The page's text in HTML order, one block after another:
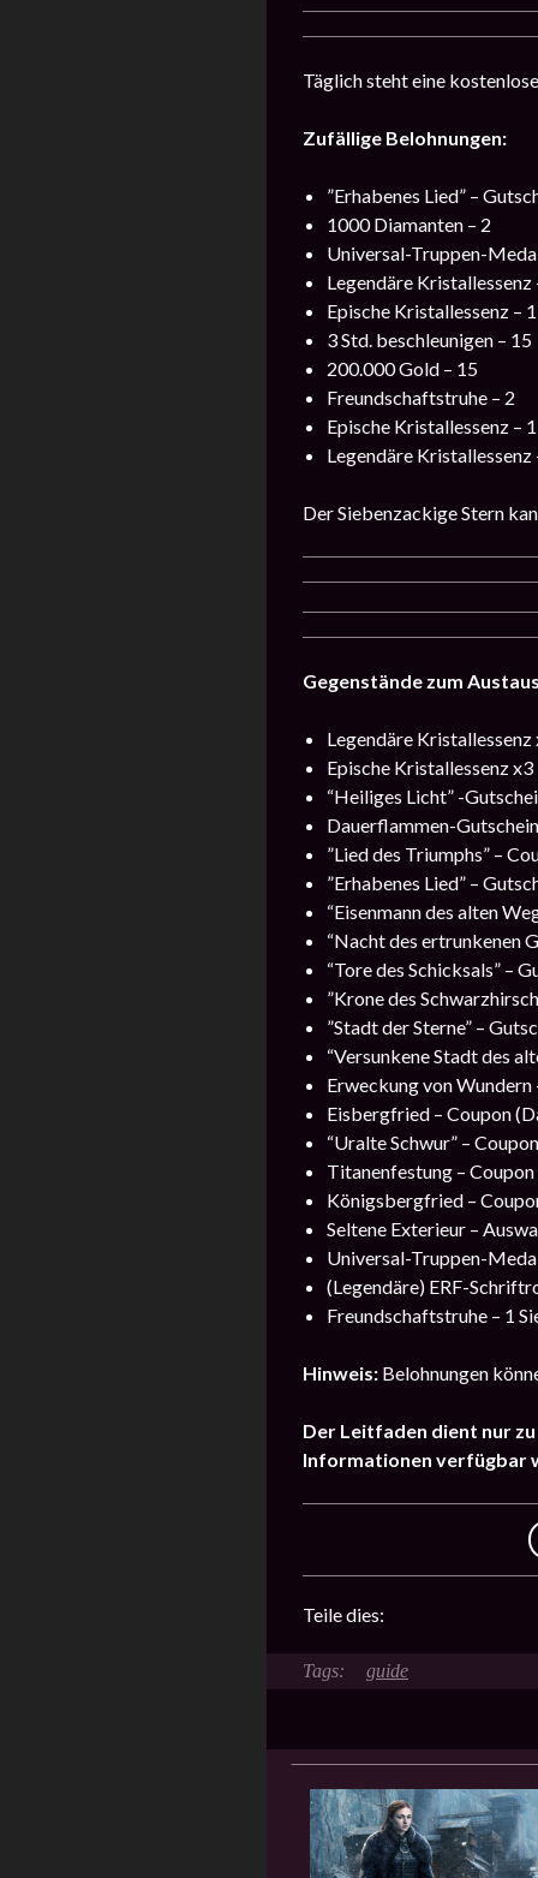
Täglich steht eine
Zufällige Belohnungen:
”Erhabenes Lied” –
1000 Diamanten – 2
Universal-Truppen-
Legendäre Kristallessenz
Epische Kristallessenz – 1
3 Std. beschleunigen – 15
200.000 Gold – 15
Freundschaftstruhe – 2
Epische Kristallessenz – 1
Legendäre Kristallessenz
Der Siebenzackige Stern
Gegenstände zum
Legendäre
Epische Kristallessenz
“Heiliges Licht” -
Dauerflammen-
”Lied des Triumphs” –
”Erhabenes Lied” –
“Eisenmann des alten
“Nacht des ertrunkenen
“Tore des Schicksals” –
”Krone des
”Stadt der Sterne” –
“Versunkene Stadt des
Erweckung von
Eisbergfried – Coupon
“Uralte Schwur” –
Titanenfestung –
Königsbergfried –
Seltene Exterieur –
Universal-Truppen-
(Legendäre) ERF-
Freundschaftstruhe – 1
Hinweis: Belohnungen
Der Leitfaden dient nur
Informationen verfügbar
Teile dies:
guide